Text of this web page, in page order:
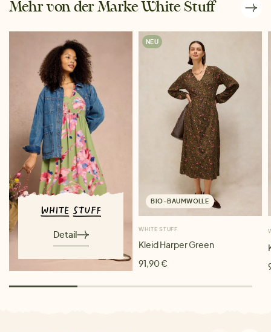
Mehr von der Marke White Stuff
Detail
NEU
BIO-BAUMWOLLE
WHITE STUFF
Kleid Harper Green
91,90 €